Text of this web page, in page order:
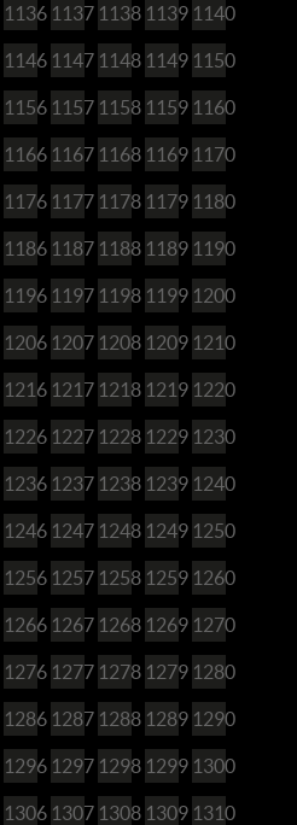
1136 1137 1138 1139 1140
1146 1147 1148 1149 1150
1156 1157 1158 1159 1160
1166 1167 1168 1169 1170
1176 1177 1178 1179 1180
1186 1187 1188 1189 1190
1196 1197 1198 1199 1200
1206 1207 1208 1209 1210
1216 1217 1218 1219 1220
1226 1227 1228 1229 1230
1236 1237 1238 1239 1240
1246 1247 1248 1249 1250
1256 1257 1258 1259 1260
1266 1267 1268 1269 1270
1276 1277 1278 1279 1280
1286 1287 1288 1289 1290
1296 1297 1298 1299 1300
1306 1307 1308 1309 1310